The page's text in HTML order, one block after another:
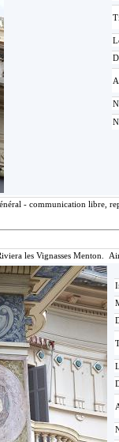
- communication libre,
les Vignasses Menton.